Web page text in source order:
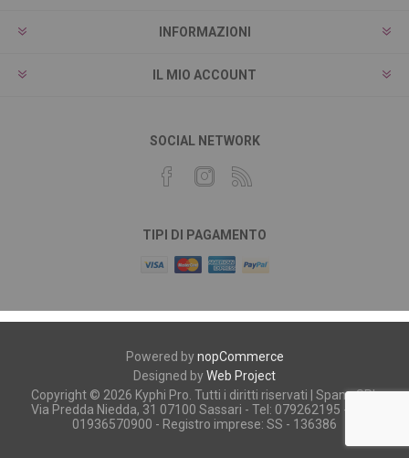
INFORMAZIONI
IL MIO ACCOUNT
SOCIAL NETWORK
TIPI DI PAGAMENTO
Powered bynopCommerce
Designed byWeb Project
Copyright © 2026 Kyphi Pro. Tutti i diritti riservati | Spano SRL
Via Predda Niedda, 31 07100 Sassari - Tel: 079262195 - P.iva:
01936570900 - Registro imprese: SS - 136386